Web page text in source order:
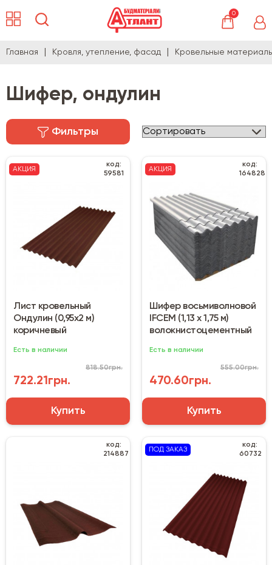
0
Главная Кровля, утепление, фасад Кровельные
Шифер, ондулин
Фильтры
АКЦИЯ
код:
59581
Лист кровельный
Ондулин (0,95х2 м)
коричневый
Есть в наличии
722.21грн.
818.50грн.
Купить
АКЦИЯ
код:
164828
Шифер восьмиволновой
IFCEM (1,13 х 1,75 м)
волокнистоцементный
Есть в наличии
470.60грн.
555.00грн.
Купить
код:
214887
ПОД ЗАКАЗ
код:
60732